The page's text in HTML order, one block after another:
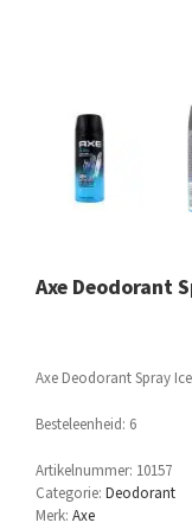
Axe Deodorant
Axe Deodorant Spray
Besteleenheid: 6
Artikelnummer: 10157
Categorie: Deodorant
Merk: Axe